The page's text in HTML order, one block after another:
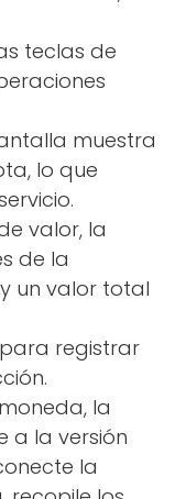
teclas de
muestra
lo que
valor, la
de la
un valor total
registrar
la
a la versión
la